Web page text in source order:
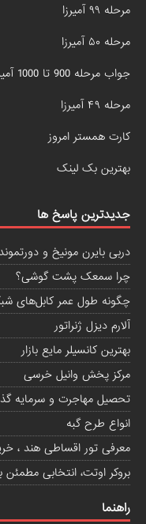
مرحله ۹۹ آمیرزا
مرحله ۵۰ آمیرزا
جواب مرحله 900 تا 1000 آمیرزا
مرحله ۴۹ آمیرزا
کارت همستر امروز
بهترین بک لینک
جدیدترین پاسخ ها
دربی بایرن مونیخ و
چرا سمعک پشت گوشی؟
چگونه طول عمر کابل‌های
آلارم دیزل ژنراتور
بهترین کانسیلر مایع بازار
مرکز پخش وانیل خرسی
تحصیل مهاجرت و سرمایه
انواع طرح گبه
معرفی تور اقساطی هند ،
بروکر اوتت، انتخابی مطمئن
راهنما